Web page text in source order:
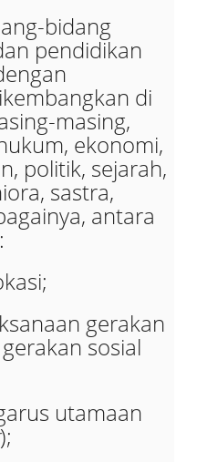
bidang
pendidikan
di
masing,
ekonomi,
politik, sejarah,
sastra,
antara
gerakan
sosial
utamaan
);